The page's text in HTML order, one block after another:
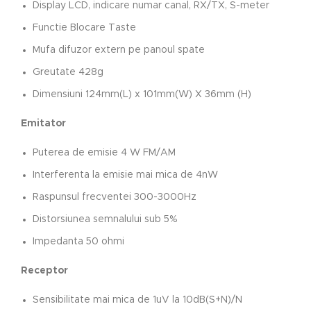
Display LCD, indicare numar canal, RX/TX, S-meter
Functie Blocare Taste
Mufa difuzor extern pe panoul spate
Greutate 428g
Dimensiuni 124mm(L) x 101mm(W) X 36mm (H)
Emitator
Puterea de emisie 4 W FM/AM
Interferenta la emisie mai mica de 4nW
Raspunsul frecventei 300-3000Hz
Distorsiunea semnalului sub 5%
Impedanta 50 ohmi
Receptor
Sensibilitate mai mica de 1uV la 10dB(S+N)/N